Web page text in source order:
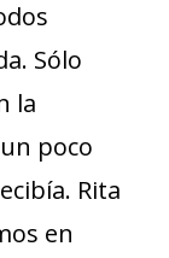
Sólo
la
poco
Rita
en